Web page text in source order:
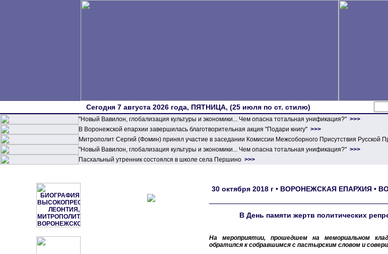
Сегодня 7 августа 2026 года, ПЯТНИЦА, (25 июля по ст. стилю)
"Новый Вавилон, глобализация культуры и экономики... Чем опасна тотальная унификация?" >>>
В Воронежской епархии завершилась благотворительная акция "Подари книгу" >>>
Митрополит Сергий (Фомин) принял участие в заседании Комиссии Межсоборного Присутствия Русской
"Новый Вавилон, глобализация культуры и экономики... Чем опасна тотальная унификация?" >>>
Пасхальный утренник состоялся в школе села Першино >>>
30 октября 2018 г • ВОРОНЕЖСКАЯ ЕПАРХИЯ •
В День памяти жертв политических
На мероприятии, прошедшем на мемориальном
обратился к собравшимся с пастырским словом и